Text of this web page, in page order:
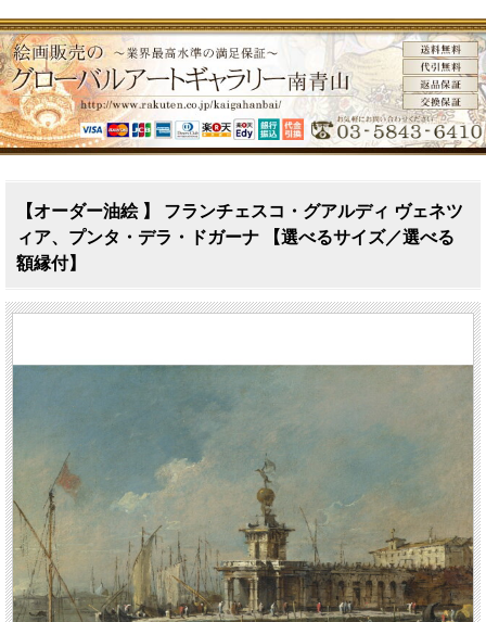
【オーダー油絵 】 フランチェスコ・グアルディ ヴェネツ
ィア、プンタ・デラ・ドガーナ 【選べるサイズ／選べる
額縁付】